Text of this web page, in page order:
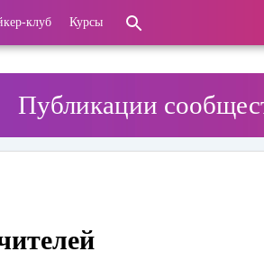
клуб Курсы
Публикации